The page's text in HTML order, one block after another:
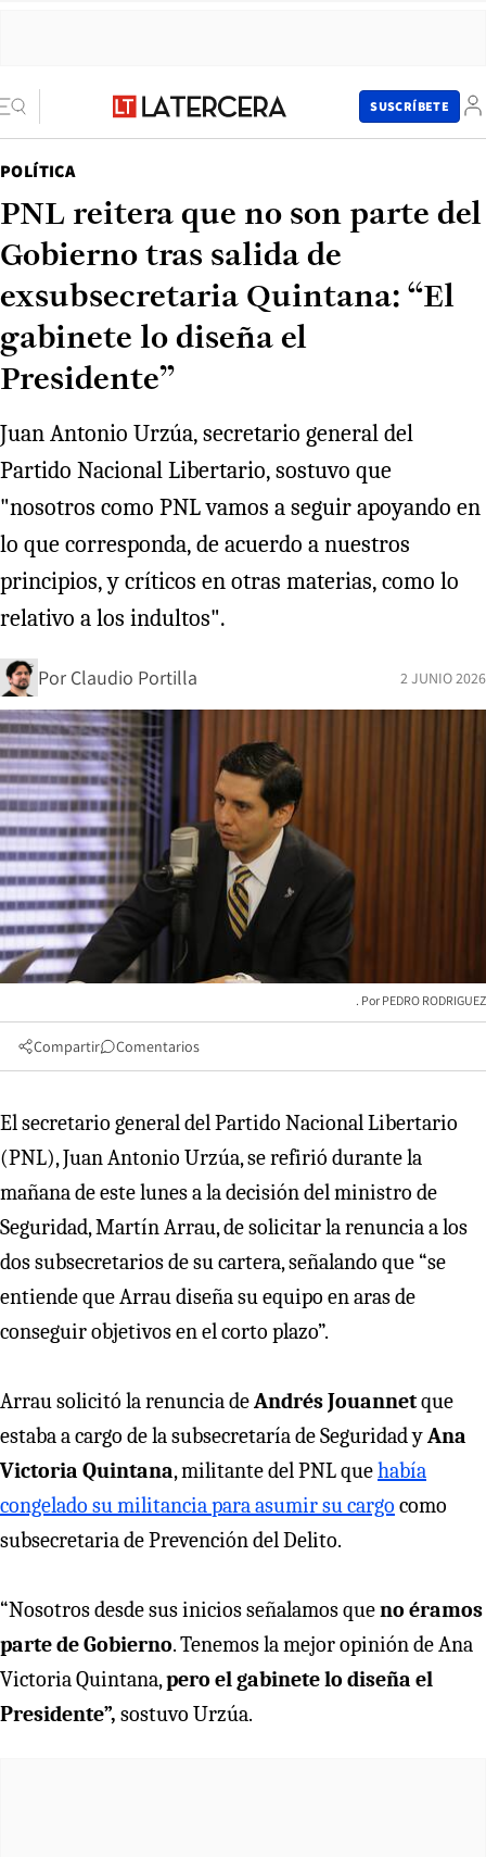
SUSCRÍBETE
POLÍTICA
PNL reitera que no son parte del
Gobierno tras salida de
exsubsecretaria Quintana: “El
gabinete lo diseña el
Presidente”
Juan Antonio Urzúa, secretario general del
Partido Nacional Libertario, sostuvo que
"nosotros como PNL vamos a seguir apoyando en
lo que corresponda, de acuerdo a nuestros
principios, y críticos en otras materias, como lo
relativo a los indultos".
Por Claudio Portilla 2 JUNIO 2026
PEDRO RODRIGUEZ
Compartir Comentarios
El secretario general del Partido Nacional Libertario
(PNL), Juan Antonio Urzúa, se refirió durante la
mañana de este lunes a la decisión del ministro de
Seguridad, Martín Arrau, de solicitar la renuncia a los
dos subsecretarios de su cartera, señalando que “se
entiende que Arrau diseña su equipo en aras de
conseguir objetivos en el corto plazo”.
Arrau solicitó la renuncia deAndrés Jouannetque
estaba a cargo de la subsecretaría de Seguridad yAna
Victoria Quintana, militante del PNL quehabía
congelado su militancia para asumir su cargo como
subsecretaria de Prevención del Delito.
“Nosotros desde sus inicios señalamos queno éramos
parte de Gobierno. Tenemos la mejor opinión de Ana
Victoria Quintana,pero el gabinete lo diseña el
Presidente”, sostuvo Urzúa.